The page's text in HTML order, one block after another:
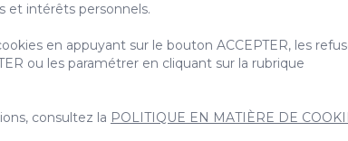
et confortables, ce qui en fait le
de nossolariums, de nos
et intérêts personnels.
en appuyant sur le bouton ACCEPTER, les
ou les paramétrer en cliquant sur la rubrique
consultez la POLITIQUE EN MATIÈRE DE